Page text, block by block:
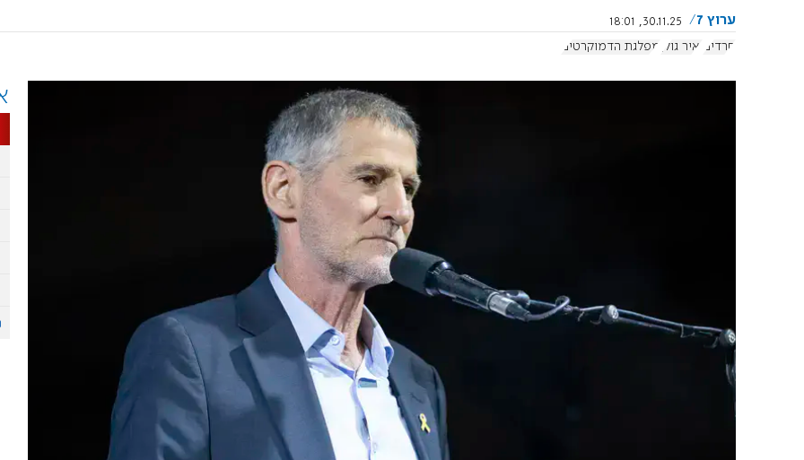
ערוץ 7
30.11.25, 18:01
חרדים יאיר גולן מפלגת הדמוקרטים